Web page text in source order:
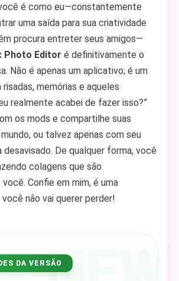
é como eu—constantemente
uma saída para sua criatividade
procura entreter seus amigos—
Photo Editor é definitivamente o
Não é apenas um aplicativo; é um
memórias e aqueles
realmente acabei de fazer isso?”
os mods e compartilhe suas
ou talvez apenas com seu
De qualquer forma, você
colagens que são
Confie em mim, é uma
não vai querer perder!
DA VERSÃO